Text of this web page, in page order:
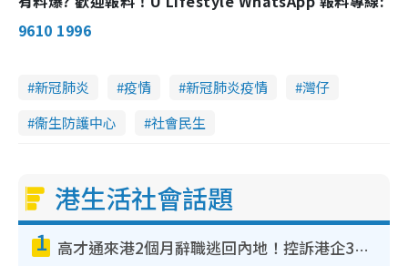
9610 1996
新冠肺炎 疫情 新冠肺炎疫情
灣仔
衞生防護中心
社會民生
港生活社會話題
1 高才通來港2個月辭職逃回內地！控訴港企3宗罪 歎微管理極窒息